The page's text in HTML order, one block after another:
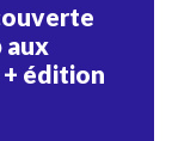
aux
édition